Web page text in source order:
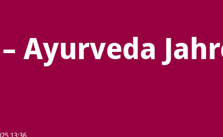
Ayurveda